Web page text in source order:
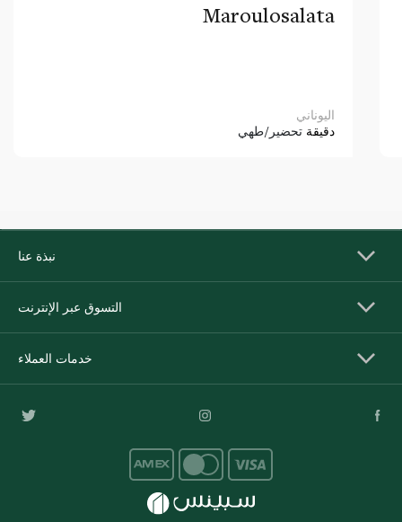
Maroulosalata
اليوناني
دقيقة تحضير/طهي
نبذة عنا
التسوق عبر الإنترنت
خدمات العملاء